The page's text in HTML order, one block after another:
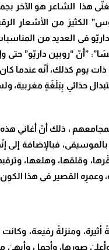
هذا الشاعر هو الآخر
الكثيرَ من الأشعار
داريّو فى العديد من
”أنّ “روبين داريّو” حتى
ذات يوم كذلك، أنّه عندما
حذائي بِبَلْغَةٍ مغربية،
بمجامعهم ، ذلك أنّ أغاني
فبالإضافة إلى
وقلقها، وهلعها،
وعمرِه القصير فى هذا
أثيرة، ومنزلةً رفيعة،
وأعلىَ صورها، وأجمل